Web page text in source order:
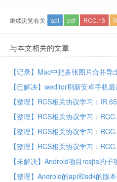
继续浏览有关 api pdf RCC.13
与本文相关的文章
【记录】Mac中把多张图片合并导
【整理】Android的api和sdk的版